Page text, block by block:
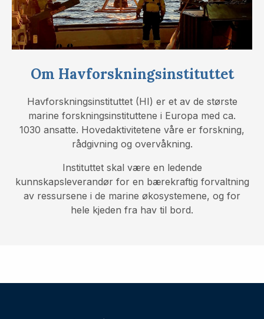
Om Havforskningsinstituttet
Havforskningsinstituttet (HI) er et av de største
marine forskningsinstituttene i Europa med ca.
1030 ansatte. Hovedaktivitetene våre er forskning,
rådgivning og overvåkning.
Instituttet skal være en ledende
kunnskapsleverandør for en bærekraftig forvaltning
av ressursene i de marine økosystemene, og for
hele kjeden fra hav til bord.